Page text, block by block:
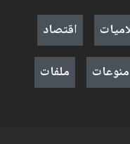
اقتصاد
منوعات ملفات